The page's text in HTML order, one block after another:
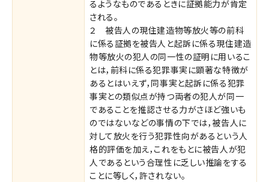
るようなものであるときに証拠能力が肯定
される。
２ 被告人の現住建造物等放火等の前科
に係る証拠を被告人と起訴に係る現住建造
物等放火の犯人の同一性の証明に用いるこ
とは，前科に係る犯罪事実に顕著な特徴が
あるとはいえず，同事実と起訴に係る犯罪
事実との類似点が持つ両者の犯人が同一
であることを推認させる力がさほど強いも
のではないなどの事情の下では，被告人に
対して放火を行う犯罪性向があるという人
格的評価を加え，これをもとに被告人が犯
人であるという合理性に乏しい推論をする
ことに等しく，許されない。